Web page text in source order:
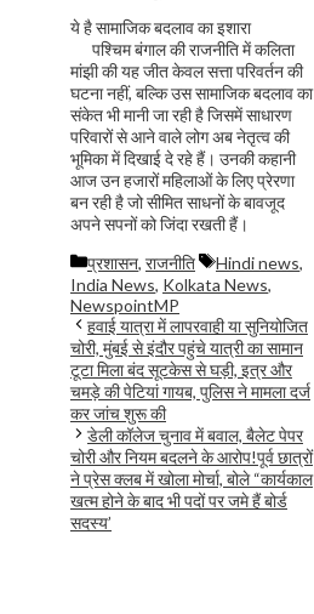
ये है सामाजिक बदलाव का इशारा
पश्चिम बंगाल की राजनीति में कलिता
मांझी की यह जीत केवल सत्ता परिवर्तन की
घटना नहीं, बल्कि उस सामाजिक बदलाव का
संकेत भी मानी जा रही है जिसमें साधारण
परिवारों से आने वाले लोग अब नेतृत्व की
भूमिका में दिखाई दे रहे हैं। उनकी कहानी
आज उन हजारों महिलाओं के लिए प्रेरणा
बन रही है जो सीमित साधनों के बावजूद
अपने सपनों को जिंदा रखती हैं।
Categories
प्रशासन, राजनीति Tags
Hindi news,
India News, Kolkata News,
NewspointMP
हवाई यात्रा में लापरवाही या सुनियोजित
चोरी, मुंबई से इंदौर पहुंचे यात्री का सामान
टूटा मिला बंद सूटकेस से घड़ी, इत्र और
चमड़े की पेटियां गायब, पुलिस ने मामला दर्ज
कर जांच शुरू की
डेली कॉलेज चुनाव में बवाल, बैलेट पेपर
चोरी और नियम बदलने के आरोप!पूर्व छात्रों
ने प्रेस क्लब में खोला मोर्चा, बोले “कार्यकाल
खत्म होने के बाद भी पदों पर जमे हैं बोर्ड
सदस्य’